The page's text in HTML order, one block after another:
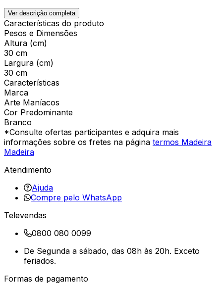
Ver descrição completa
Características do produto
Pesos e Dimensões
Altura (cm)
30 cm
Largura (cm)
30 cm
Características
Marca
Arte Maníacos
Cor Predominante
Branco
*Consulte ofertas participantes e adquira mais
informações sobre os fretes na página termos Madeira
Madeira
Atendimento
Ajuda
Compre pelo WhatsApp
Televendas
0800 080 0099
De Segunda a sábado, das 08h às 20h. Exceto
feriados.
Formas de pagamento